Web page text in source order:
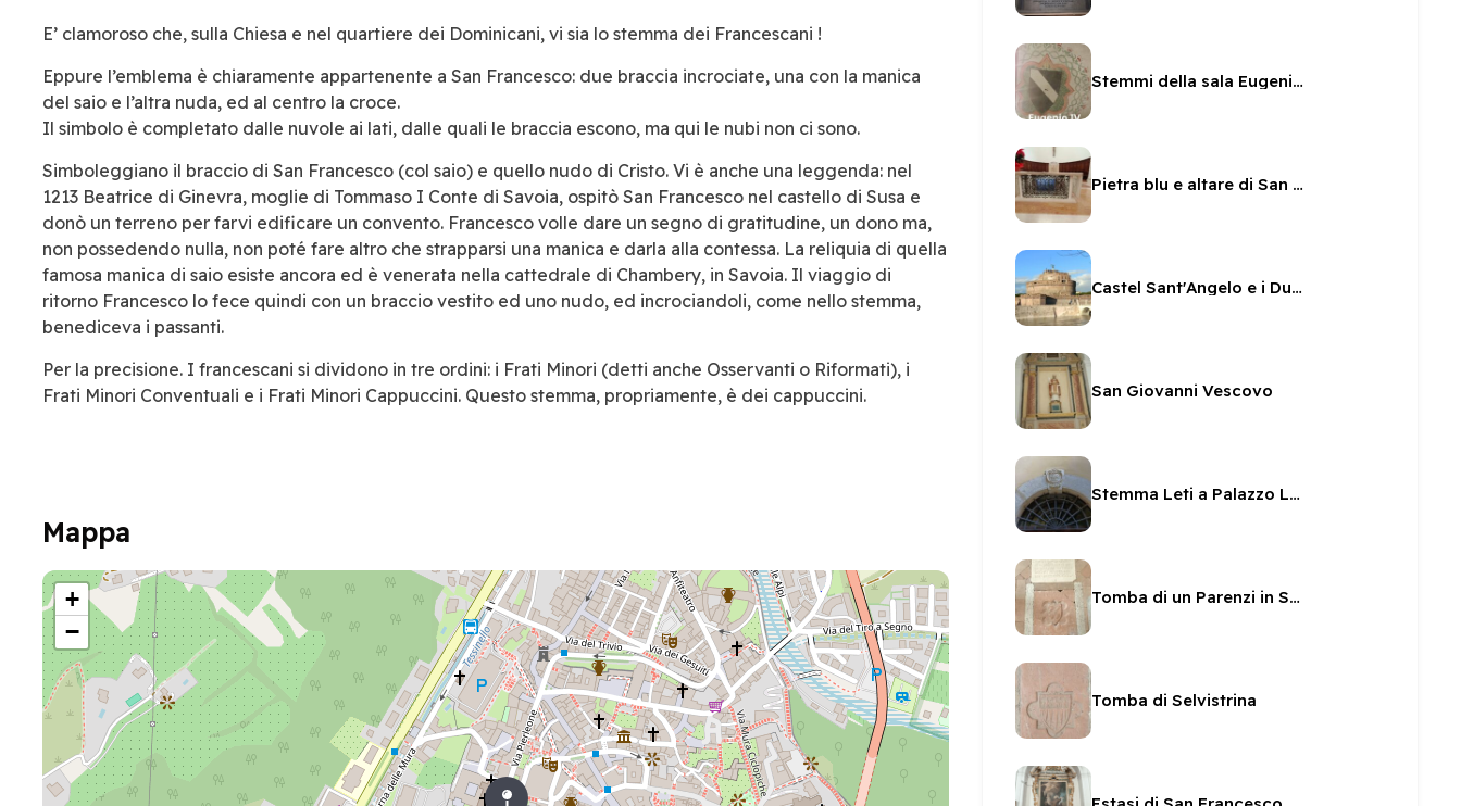
E’ clamoroso che, sulla Chiesa e nel quartiere dei Dominicani, vi sia lo stemma dei Francescani !
Eppure l’emblema è chiaramente appartenente a San Francesco: due braccia incrociate, una con la manica
del saio e l’altra nuda, ed al centro la croce.
Il simbolo è completato dalle nuvole ai lati, dalle quali le braccia escono, ma qui le nubi non ci sono.
Simboleggiano il braccio di San Francesco (col saio) e quello nudo di Cristo. Vi è anche una leggenda: nel
1213 Beatrice di Ginevra, moglie di Tommaso I Conte di Savoia, ospitò San Francesco nel castello di Susa e
donò un terreno per farvi edificare un convento. Francesco volle dare un segno di gratitudine, un dono ma,
non possedendo nulla, non poté fare altro che strapparsi una manica e darla alla contessa. La reliquia di quella
famosa manica di saio esiste ancora ed è venerata nella cattedrale di Chambery, in Savoia. Il viaggio di
ritorno Francesco lo fece quindi con un braccio vestito ed uno nudo, ed incrociandoli, come nello stemma,
benediceva i passanti.
Per la precisione. I francescani si dividono in tre ordini: i Frati Minori (detti anche Osservanti o Riformati), i
Frati Minori Conventuali e i Frati Minori Cappuccini. Questo stemma, propriamente, è dei cappuccini.
Mappa
+
−
Stemmi della sala Eugenio IV
Pietra blu e altare di San Pietro
Castel Sant'Angelo e i Duchi di Spoleto
San Giovanni Vescovo
Stemma Leti a Palazzo Leti
Tomba di un Parenzi in San Ponziano
Tomba di Selvistrina